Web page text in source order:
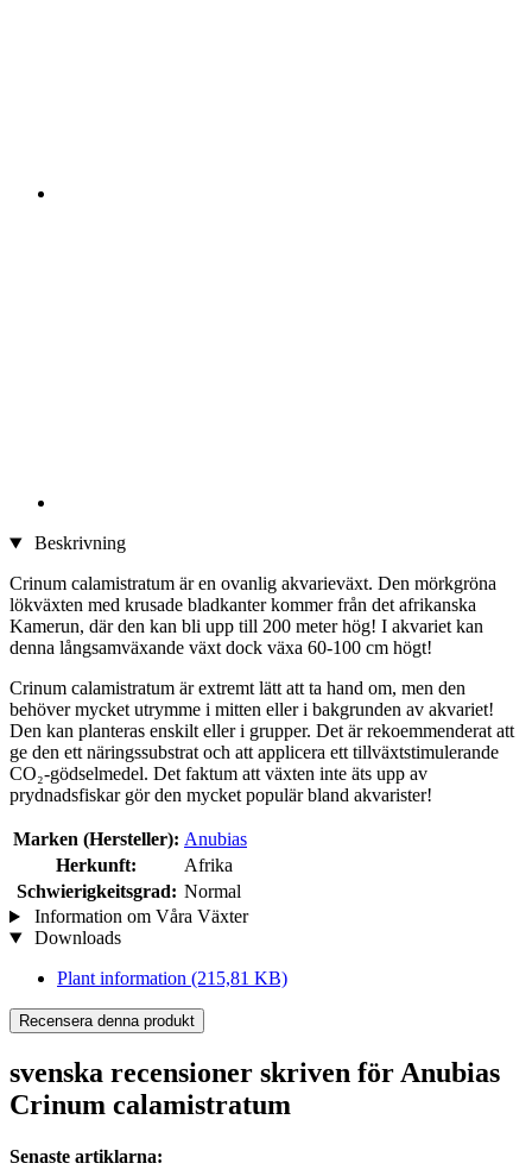
Beskrivning
Crinum calamistratum är en ovanlig akvarieväxt. Den mörkgröna
lökväxten med krusade bladkanter kommer från det afrikanska
Kamerun, där den kan bli upp till 200 meter hög! I akvariet kan
denna långsamväxande växt dock växa 60-100 cm högt!
Crinum calamistratum är extremt lätt att ta hand om, men den
behöver mycket utrymme i mitten eller i bakgrunden av akvariet!
Den kan planteras enskilt eller i grupper. Det är rekoemmenderat att
ge den ett näringssubstrat och att applicera ett tillväxtstimulerande
CO₂-gödselmedel. Det faktum att växten inte äts upp av
prydnadsfiskar gör den mycket populär bland akvarister!
Marken (Hersteller): Anubias
Herkunft:
Afrika
Schwierigkeitsgrad: Normal
Information om Våra Växter
Downloads
Plant information (215,81 KB)
Recensera denna produkt
svenska recensioner skriven för Anubias
Crinum calamistratum
Senaste artiklarna: